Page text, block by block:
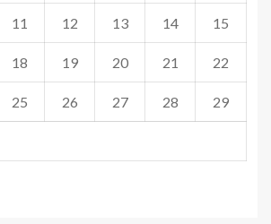
11 12 13 14 15
18 19 20 21 22
25 26 27 28 29